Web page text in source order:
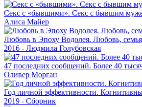
Секс с «бывшими». Секс с бывшим
Алиса Майер
Любовь в Эпоху Водолея. Любовь,
2016 - Людмила Голубовская
47 последних сообщений. Более 40
Оливер Морган
Год личной эффективности.
2019 - Сборник